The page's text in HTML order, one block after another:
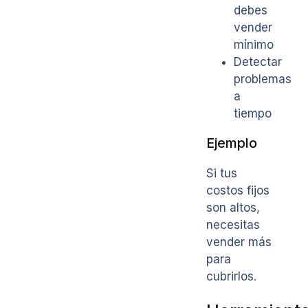
debes
vender
mínimo
Detectar
problemas
a
tiempo
Ejemplo
Si tus
costos fijos
son altos,
necesitas
vender más
para
cubrirlos.